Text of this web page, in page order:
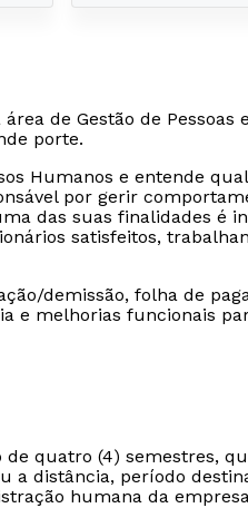
de Gestão de Pessoas
porte.
Humanos e entende
por gerir
das suas finalidades é
satisfeitos,
demissão, folha de
e melhorias funcionais
quatro (4) semestres,
a distância, período
humana da